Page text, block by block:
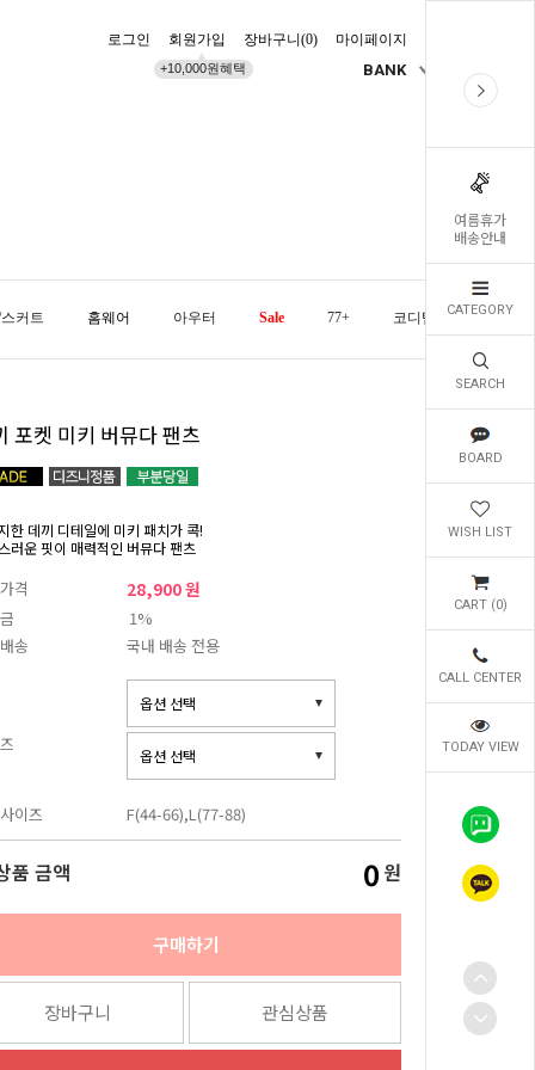
여름휴가
배송안내
CATEGORY
SEARCH
BOARD
WISH LIST
CART (0)
CALL CENTER
TODAY VIEW
로그인 회원가입
+10,000원혜택
장바구니(0) 마이페이지
BANK
커트 홈웨어 아우터 Sale 77+ 코디템 오늘발송
포켓 미키 버뮤다 팬츠
한 데끼 디테일에 미키 패치가 콕!
러운 핏이 매력적인 버뮤다 팬츠
격 28,900 원
1%
송
국내 배송 전용
이즈 F(44-66),L(77-88)
품 금액 0 원
구매하기
장바구니 관심상품